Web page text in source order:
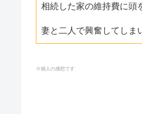
相続した家の維持費に頭
妻と二人で興奮してしま
※個人の感想です